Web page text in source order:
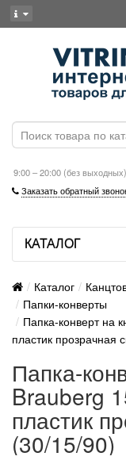
9:00 – 20:00 (без выходных)
Заказать обратный
КАТАЛОГ
Каталог
Папки-конверты
Папка-конверт на
пластик прозрачная
Папка-
Brauberg
пластик
(30/15/90)